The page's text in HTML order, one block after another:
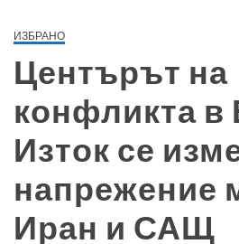
ИЗБРАНО
Центърът на
конфликта в
Изток се
напрежение
Иран и САЩ